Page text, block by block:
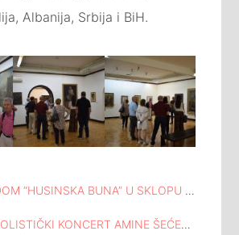
Albanija, Srbija i BiH.
SPOMEN DOM “HUSINSKA BUNA” U SKLOPU CENTRA ZA KULTURU TUZLA
AMINE ŠEĆEROVIĆ U MEĐUNARODNOJ GALERIJI PORTRETA TUZLA